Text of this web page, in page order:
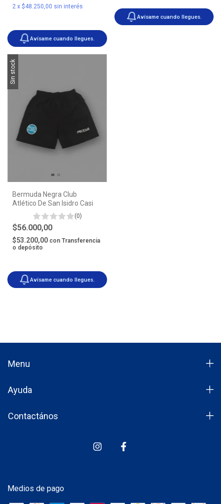
2 x $48.250,00 sin interés
Avísame cuando llegues.
Avísame cuando llegues.
Sin stock
Bermuda Negra Club
Atlético De San Isidro Casi
(0)
$56.000,00
$53.200,00 con Transferencia
o depósito
Avísame cuando llegues.
Menu
Ayuda
Contactános
Medios de pago